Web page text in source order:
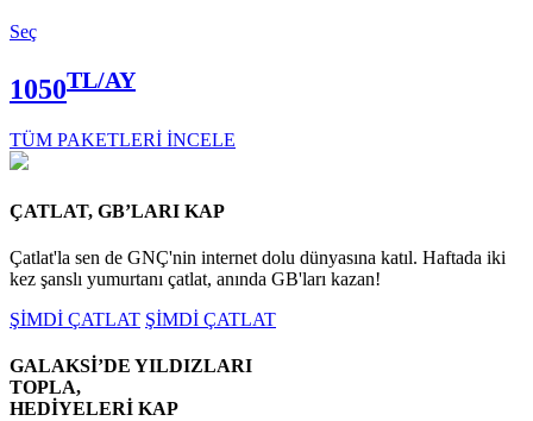
Seç
1050TL/AY
TÜM PAKETLERİ İNCELE
ÇATLAT, GB’LARI KAP
Çatlat'la sen de GNÇ'nin internet dolu dünyasına katıl. Haftada iki
kez şanslı yumurtanı çatlat, anında GB'ları kazan!
ŞİMDİ ÇATLAT ŞİMDİ ÇATLAT
GALAKSİ’DE YILDIZLARI
TOPLA,
HEDİYELERİ KAP